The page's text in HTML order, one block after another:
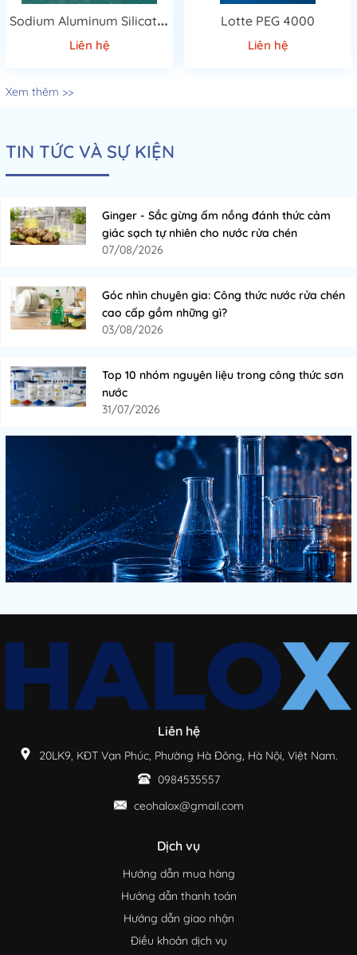
S
odium Aluminum Silicate 4A(4A ZEOLITE)
Liên hệ
Lotte PEG 4000
Liên hệ
Xem thêm >>
TIN TỨC VÀ SỰ KIỆN
Ginger - Sắc gừng ấm nồng đánh thức cảm
giác sạch tự nhiên cho nước rửa chén
07/08/2026
Góc nhìn chuyên gia: Công thức nước rửa chén
cao cấp gồm những gì?
03/08/2026
Top 10 nhóm nguyên liệu trong công thức sơn
nước
31/07/2026
Liên hệ
20LK9, KĐT Vạn Phúc, Phường Hà Đông, Hà Nội, Việt Nam.
0984535557
ceohalox@gmail.com
Dịch vụ
Hướng dẫn mua hàng
Hướng dẫn thanh toán
Hướng dẫn giao nhận
Điều khoản dịch vụ